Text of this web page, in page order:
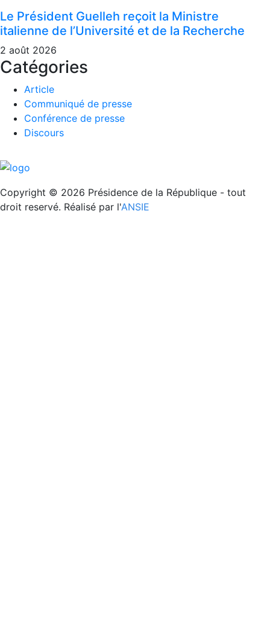
Le Président Guelleh reçoit la Ministre
italienne de l’Université et de la Recherche
2 août 2026
Catégories
Article
Communiqué de presse
Conférence de presse
Discours
Copyright © 2026 Présidence de la République - tout
droit reservé. Réalisé par l'ANSIE